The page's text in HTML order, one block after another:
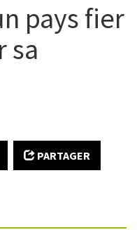
pays fier
sa
PARTAGER